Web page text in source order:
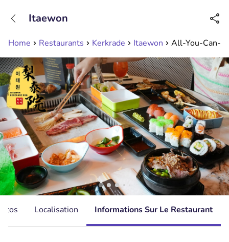
Disponible jusqu'à 23:00 heures
Home Restaurants Kerkrade Itaewon All-You-Can-
Itaewon
Localisation Informations Sur Le Restaurant